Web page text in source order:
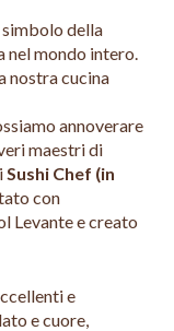
simbolo della
nel mondo intero.
nostra cucina
annoverare
maestri di
Sushi Chef (in
con
Levante e creato
e
e cuore,